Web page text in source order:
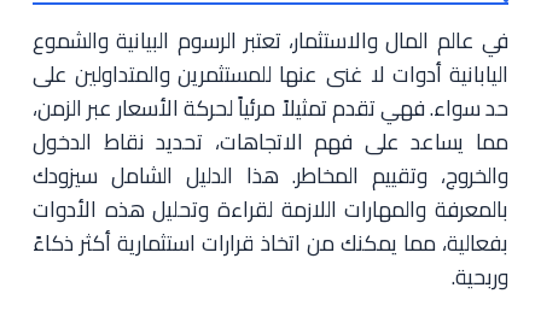
في عالم المال والاستثمار، تعتبر الرسوم البيانية والشموع
اليابانية أدوات لا غنى عنها للمستثمرين والمتداولين على
حد سواء. فهي تقدم تمثيلاً مرئياً لحركة الأسعار عبر الزمن،
مما يساعد على فهم الاتجاهات، تحديد نقاط الدخول
والخروج، وتقييم المخاطر. هذا الدليل الشامل سيزودك
بالمعرفة والمهارات اللازمة لقراءة وتحليل هذه الأدوات
بفعالية، مما يمكنك من اتخاذ قرارات استثمارية أكثر ذكاءً
وربحية.